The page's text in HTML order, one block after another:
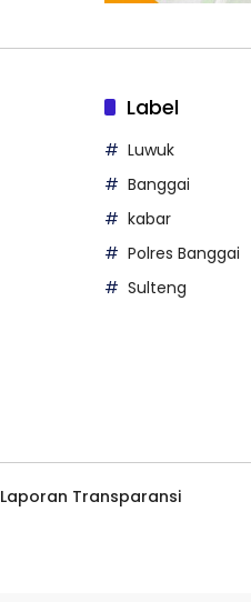
Label
Luwuk
Banggai
kabar
Polres Banggai
Sulteng
Laporan Transparansi